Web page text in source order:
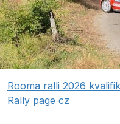
Rooma ralli 2026
Rally page cz